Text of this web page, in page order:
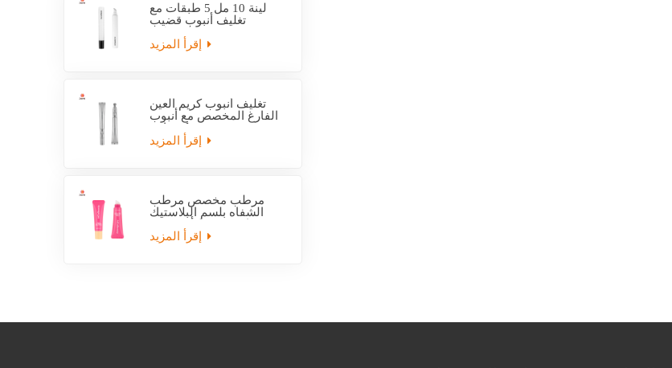
لينة 10 مل 5 طبقات مع
تغليف أنبوب قضيب
تغليف أنبوب كريم العين
الفارغ المخصص مع أنبوب
قضيب كهربائي
مرطب مخصص مرطب
الشفاه بلسم البلاستيك
فارغة ضغط أنبوب مع
قضيب